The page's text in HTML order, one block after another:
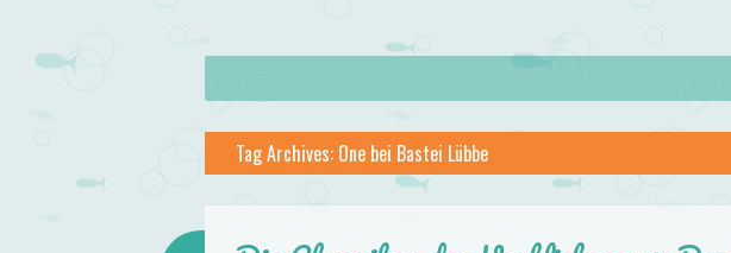
About
Books
Menu
Tag Archives: One bei Bastei Lübbe